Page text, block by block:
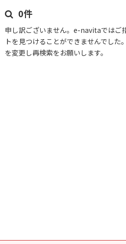
0件
申し訳ございません。e-navitaではご
トを見つけることができませんでした
を変更し再検索をお願いします。